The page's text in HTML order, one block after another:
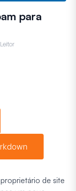
para
de site